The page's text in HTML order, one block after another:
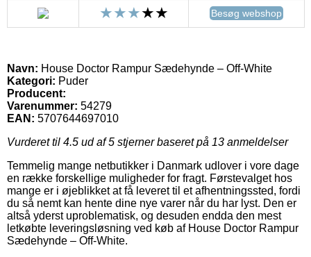
Besøg webshop
Navn: House Doctor Rampur Sædehynde – Off-White
Kategori: Puder
Producent:
Varenummer: 54279
EAN: 5707644697010
Vurderet til 4.5 ud af 5 stjerner baseret på 13 anmeldelser
Temmelig mange netbutikker i Danmark udlover i vore dage
en række forskellige muligheder for fragt. Førstevalget hos
mange er i øjeblikket at få leveret til et afhentningssted, fordi
du så nemt kan hente dine nye varer når du har lyst. Den er
altså yderst uproblematisk, og desuden endda den mest
letkøbte leveringsløsning ved køb af House Doctor Rampur
Sædehynde – Off-White.